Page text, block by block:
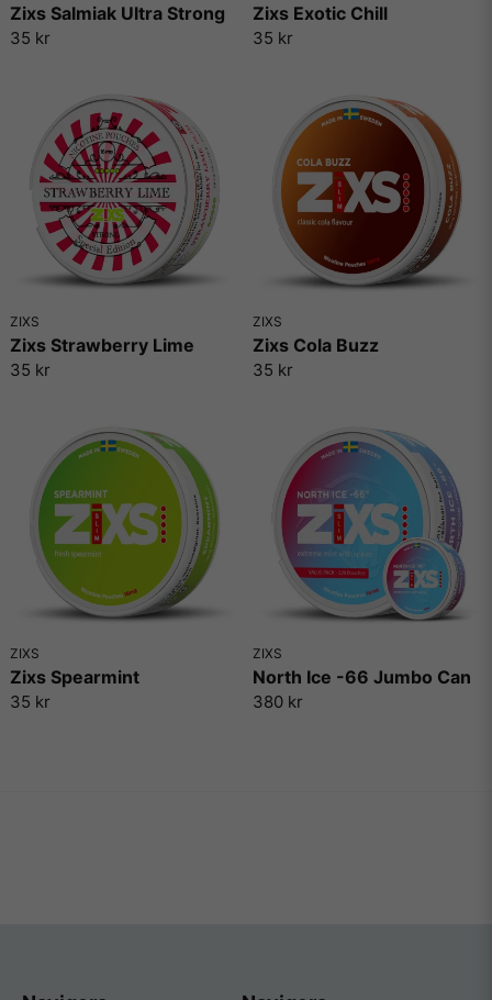
Zixs Salmiak Ultra Strong
35 kr
Zixs Exotic Chill
35 kr
ZIXS
Zixs Strawberry Lime
35 kr
ZIXS
Zixs Cola Buzz
35 kr
ZIXS
Zixs Spearmint
35 kr
ZIXS
North Ice -66 Jumbo Can
380 kr